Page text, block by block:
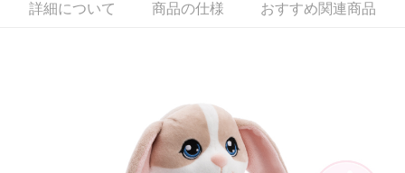
代金納付期限は最短で 14 日以内ですので、ご注意ください。AFTEE アプ
とに計算されます。AFTEEで注文すると、商品を受け取るまで支払い期限
を延長できますが、商品を期限内に受け取れない場合があります（例：予
約商品や商品到着日が比較的遅い商品）。そのため、商品到着の有無に関
わらず、AFTEEで指定された期限内にお支払いください。
詳細について 商品の仕様 おすすめ関連商品